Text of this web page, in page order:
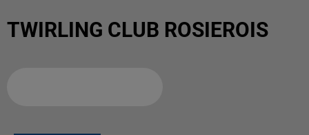
TWIRLING CLUB ROSIEROIS